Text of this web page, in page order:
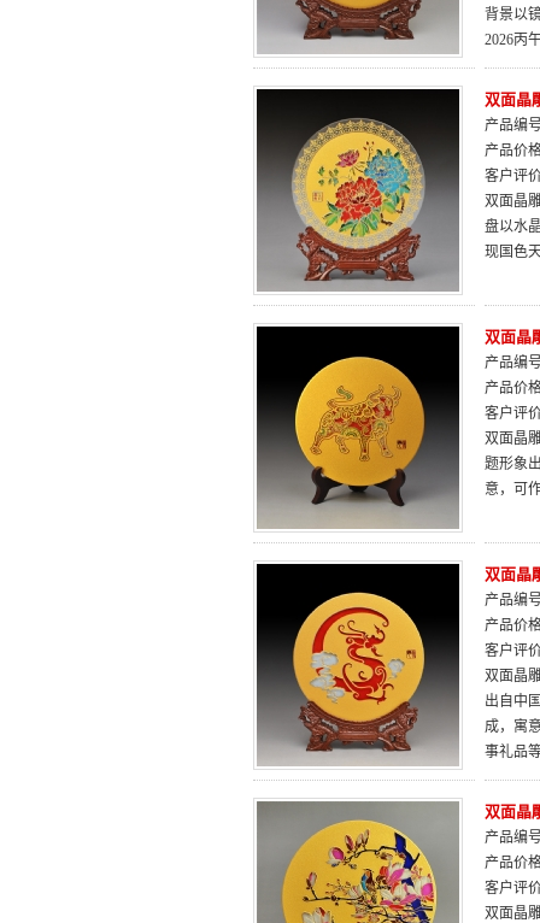
背景以
2026丙
双面晶
产品编
产品价
客户评
双面晶
盘以水
现国色
双面晶
产品编
产品价
客户评
双面晶
题形象
意，可
双面晶
产品编
产品价
客户评
双面晶
出自中
成，寓
事礼品
双面晶
产品编
产品价
客户评
双面晶